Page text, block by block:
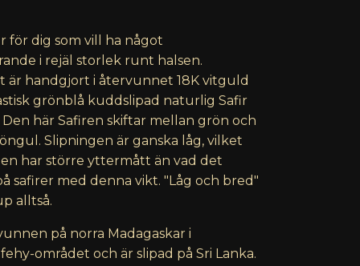
för dig som vill ha något
i rejäl storlek runt halsen.
är handgjort i återvunnet 18K vitguld
grönblå kuddslipad naturlig Safir
Den här Safiren skiftar mellan grön och
Slipningen är ganska låg, vilket
har större yttermått än vad det
safirer med denna vikt. "Låg och bred"
alltså.
på norra Madagaskar i
området och är slipad på Sri Lanka.